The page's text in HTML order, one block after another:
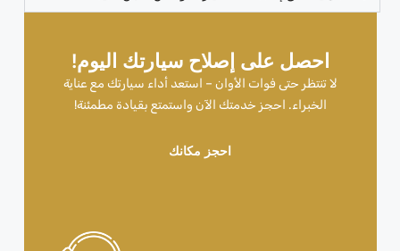
احصل على إصلاح سيارتك اليوم!
لا تنتظر حتى فوات الأوان – استعد أداء سيارتك مع عناية
الخبراء. احجز خدمتك الآن واستمتع بقيادة مطمئنة!
احجز مكانك